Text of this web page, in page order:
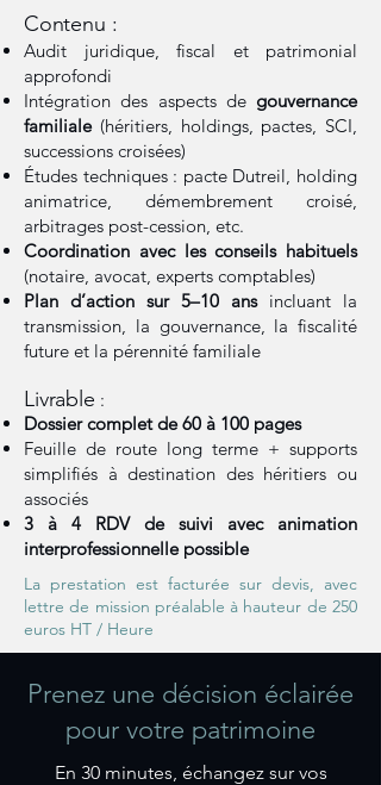
Contenu :
Audit juridique, fiscal et patrimonial
approfondi
Intégration des aspects de gouvernance
familiale(héritiers, holdings, pactes, SCI,
successions croisées)
Études techniques : pacte Dutreil, holding
animatrice, démembrement croisé,
arbitrages post-cession, etc.
Coordination avec les conseils habituels
(notaire, avocat, experts comptables)
Plan d’action sur 5–10 ansincluant la
transmission, la gouvernance, la fiscalité
future et la pérennité familiale
Livrable :
Dossier complet de 60 à 100 pages
Feuille de route long terme + supports
simplifiés à destination des héritiers ou
associés
3 à 4 RDV de suivi avec animation
interprofessionnelle possible
La prestation est facturée sur devis, avec
lettre de mission préalable à hauteur de 250
euros HT / Heure
Prenez une décision éclairée
pour votre patrimoine
En 30 minutes, échangez sur vos